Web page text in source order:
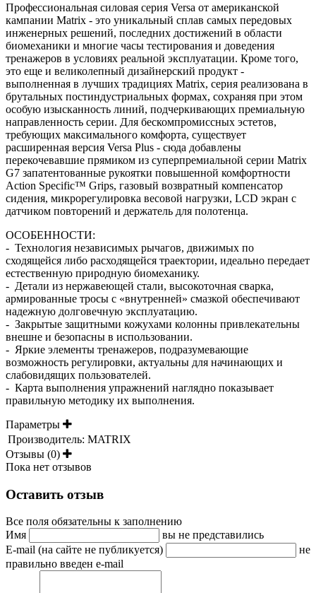
Профессиональная силовая серия Versa от американской
кампании Matrix - это уникальный сплав самых передовых
инженерных решений, последних достижений в области
биомеханики и многие часы тестирования и доведения
тренажеров в условиях реальной эксплуатации. Кроме того,
это еще и великолепный дизайнерский продукт -
выполненная в лучших традициях Matrix, серия реализована в
брутальных постиндустриальных формах, сохраняя при этом
особую изысканность линий, подчеркивающих премиальную
направленность серии. Для бескомпромиссных эстетов,
требующих максимального комфорта, существует
расширенная версия Versa Plus - сюда добавлены
перекочевавшие прямиком из суперпремиальной серии Matrix
G7 запатентованные рукоятки повышенной комфортности
Action Specific™ Grips, газовый возвратный компенсатор
сидения, микрорегулировка весовой нагрузки, LCD экран с
датчиком повторений и держатель для полотенца.
ОСОБЕННОСТИ:
- Технология независимых рычагов, движимых по
сходящейся либо расходящейся траектории, идеально передает
естественную природную биомеханику.
- Детали из нержавеющей стали, высокоточная сварка,
армированные тросы с «внутренней» смазкой обеспечивают
надежную долговечную эксплуатацию.
- Закрытые защитными кожухами колонны привлекательны
внешне и безопасны в использовании.
- Яркие элементы тренажеров, подразумевающие
возможность регулировки, актуальны для начинающих и
слабовидящих пользователей.
- Карта выполнения упражнений наглядно показывает
правильную методику их выполнения.
Параметры
Производитель: MATRIX
Отзывы (0)
Пока нет отзывов
Оставить отзыв
Все поля обязательны к заполнению
Имя
вы не представились
E-mail (на сайте не публикуется)
не
правильно введен e-mail